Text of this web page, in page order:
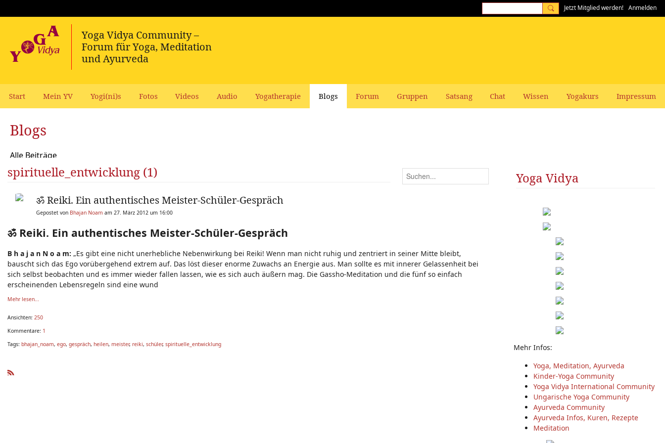
Jetzt Mitglied werden! Anmelden
Start Mein YV Yogi(ni)s Fotos Videos Audio Yogatherapie Blogs Forum Gruppen Satsang Chat Wissen Yogakurs Impressum
Blogs
Alle Beiträge
spirituelle_entwicklung (1)
ॐ Reiki. Ein authentisches Meister-Schüler-Gespräch
Gepostet von Bhajan Noam am 27. März 2012 um 16:00
ॐ Reiki. Ein authentisches Meister-Schüler-Gespräch
B h a j a n N o a m: „Es gibt eine nicht unerhebliche Nebenwirkung bei Reiki! Wenn man nicht ruhig und zentriert in seiner Mitte bleibt,
bauscht sich das Ego vorübergehend extrem auf. Das löst dieser enorme Zuwachs an Energie aus. Man sollte es mit innerer Gelassenheit bei
sich selbst beobachten und es immer wieder fallen lassen, wie es sich auch äußern mag. Die Gassho-Meditation und die fünf so einfach
erscheinenden Lebensregeln sind eine wund
Mehr lesen...
Ansichten: 250
Kommentare: 1
Tags: bhajan_noam, ego, gespräch, heilen, meister, reiki, schüler, spirituelle_entwicklung
Yoga Vidya
Mehr Infos:
Yoga, Meditation, Ayurveda
Kinder-Yoga Community
Yoga Vidya International Community
Ungarische Yoga Community
Ayurveda Community
Ayurveda Infos, Kuren, Rezepte
Meditation